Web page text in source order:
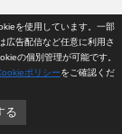
ポリシー
を使用しています。一部
広告配信など任意に利用さ
の個別管理が可能です。
ポリシーをご確認くだ
る